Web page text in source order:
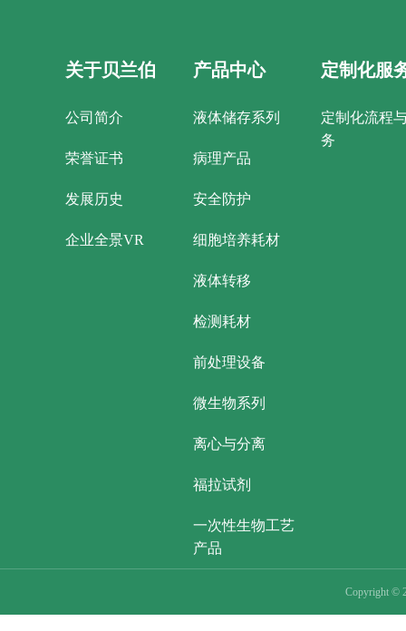
关于贝兰伯
公司简介
荣誉证书
发展历史
企业全景VR
产品中心
液体储存系列
病理产品
安全防护
细胞培养耗材
液体转移
检测耗材
前处理设备
微生物系列
离心与分离
福拉试剂
一次性生物工艺
产品
定制化服
定制化流程
务
Copyright ©